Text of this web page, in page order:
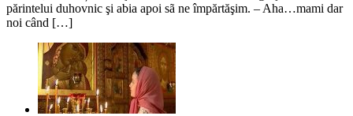
părintelui duhovnic şi abia apoi sã ne împărtăşim. – Aha…mami dar
noi când […]